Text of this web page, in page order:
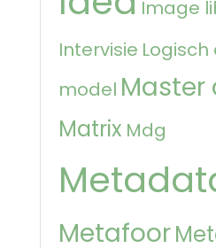
Image
Intervisie
model Master
Matrix Mdg
Metafoor